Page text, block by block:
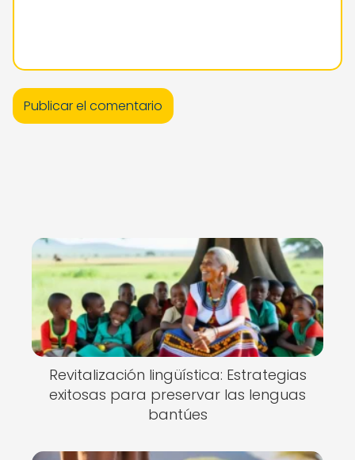
Revitalización lingüística: Estrategias
exitosas para preservar las lenguas
bantúes